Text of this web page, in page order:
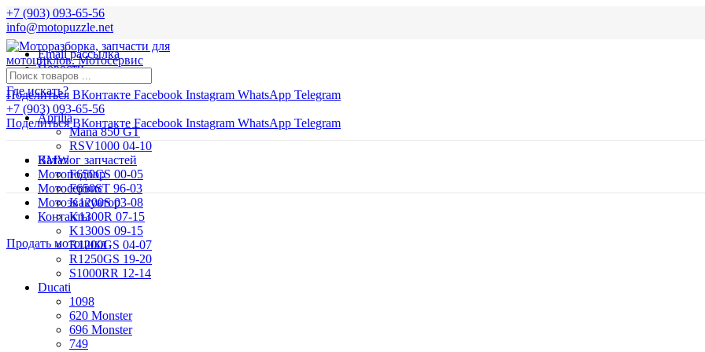
+7 (903) 093-65-56
info@motopuzzle.net
Email рассылка
Новости
Поделиться ВКонтакте Facebook Instagram WhatsApp Telegram
+7 (903) 093-65-56
Поделиться ВКонтакте Facebook Instagram WhatsApp Telegram
Где искать?
Aprilia
Mana 850 GT
RSV1000 04-10
BMW
F650CS 00-05
F650ST 96-03
K1200S 03-08
K1300R 07-15
K1300S 09-15
R1200GS 04-07
R1250GS 19-20
S1000RR 12-14
Ducati
1098
620 Monster
696 Monster
749
Каталог запчастей
Мотоподбор
Мотосервис
Мотоэвакуатор
Контакты
Продать мотоцикл